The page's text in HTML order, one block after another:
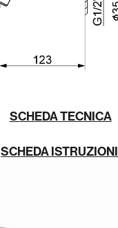
SCHEDA TECNICA
SCHEDA ISTRUZIONI